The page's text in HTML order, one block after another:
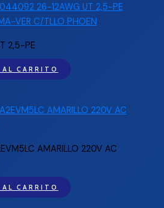
2,5-PE
CARRITO
AMARILLO 220V AC
CARRITO